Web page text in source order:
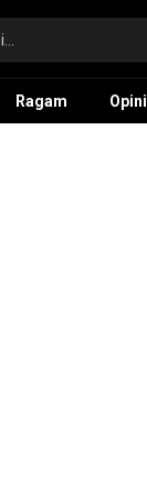
Ragam Opini